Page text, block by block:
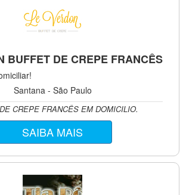
BUFFET DE CREPE FRANCÊS
Santana - São Paulo
CREPE FRANCÊS EM DOMICILIO.
SAIBA MAIS